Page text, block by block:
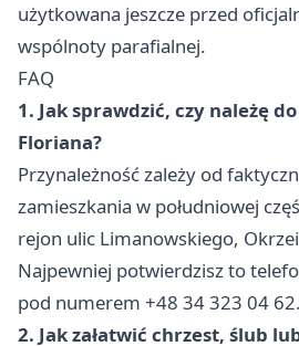
użytkowana jeszcze przed
wspólnoty parafialnej.
FAQ
1. Jak sprawdzić, czy należę
Floriana?
Przynależność zależy od
zamieszkania w południowej
rejon ulic Limanowskiego,
Najpewniej potwierdzisz to
pod numerem +48 34 323 04 62.
2. Jak załatwić chrzest, ślub